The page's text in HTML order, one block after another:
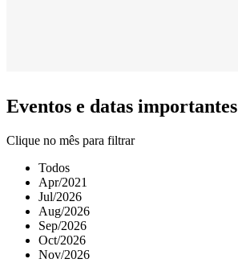
Eventos e datas importantes
Clique no mês para filtrar
Todos
Apr/2021
Jul/2026
Aug/2026
Sep/2026
Oct/2026
Nov/2026